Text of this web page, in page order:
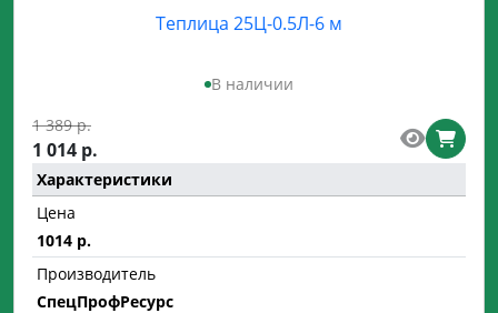
Теплица 25Ц-0.5Л-6 м
В наличии
1 389 р.
1 014 р.
Характеристики
Цена
1014 р.
Производитель
СпецПрофРесурс